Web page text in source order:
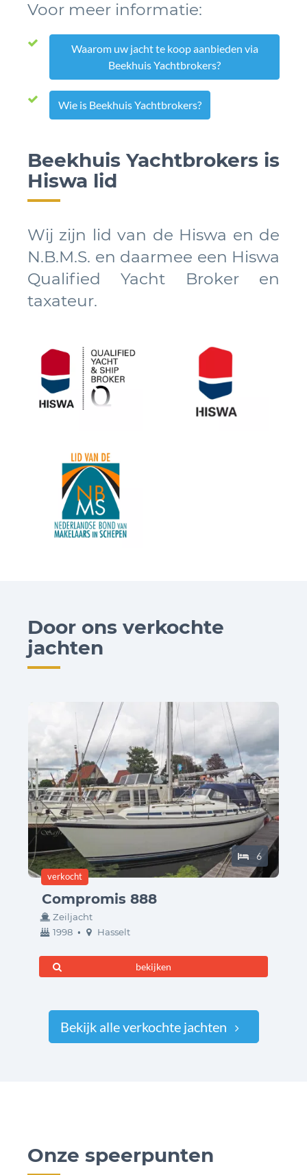
Voor meer informatie:
Waarom uw jacht te koop aanbieden via
Beekhuis Yachtbrokers?
Wie is Beekhuis Yachtbrokers?
Beekhuis Yachtbrokers is
Hiswa lid
Wij zijn lid van de Hiswa en de
N.B.M.S. en daarmee een Hiswa
Qualified Yacht Broker en
taxateur.
Door ons verkochte
jachten
6
Compromis 888
status:
verkocht
Zeiljacht
bouwjaar
1998 • ligplaats
Hasselt
bekijken
Bekijk alle verkochte jachten
Onze speerpunten